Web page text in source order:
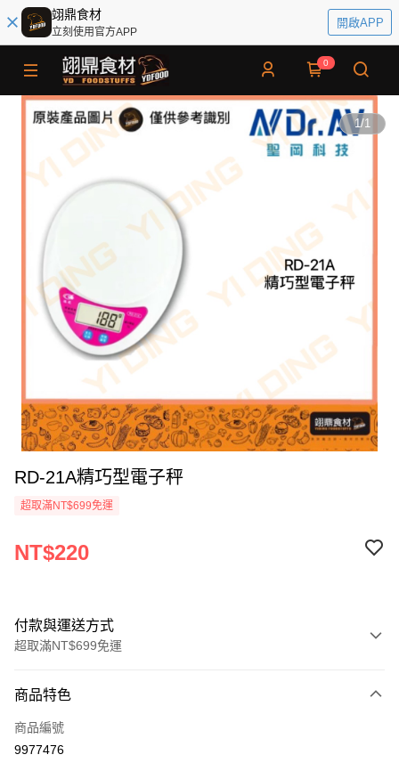
翊鼎食材
立刻使用官方APP
開啟APP
0
1/1
RD-21A精巧型電子秤
超取滿NT$699免運
NT$220
付款與運送方式
超取滿NT$699免運
信用卡一次付款
Apple Pay
商品特色
商品編號
9977476